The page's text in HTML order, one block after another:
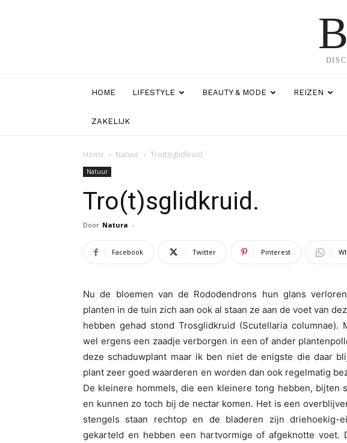
HOME LIFESTYLE BEAUTY & MODE REIZEN
ZAKELIJK
Home Natuur Tro(t)sglidkruid.
Natuur
Tro(t)sglidkruid.
Door Natura -
Facebook Twitter Pinterest
Nu de bloemen van de Rododendrons hun glans
planten in de tuin zich aan ook al staan ze aan de voet van
hebben gehad stond Trosglidkruid (Scutellaria columnae).
wel ergens een zaadje verborgen in een of ander
deze schaduwplant maar ik ben niet de enigste die daar
plant zeer goed waarderen en worden dan ook regelmatig
De kleinere hommels, die een kleinere tong hebben, bijten
en kunnen zo toch bij de nectar komen. Het is een
stengels staan rechtop en de bladeren zijn driehoekig-
gekarteld en hebben een hartvormige of afgeknotte